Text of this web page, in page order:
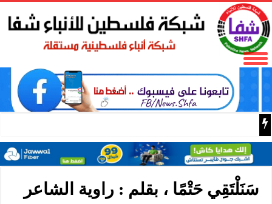
البر الرئيسي ينتقد سلطات الحزب الديمقراطي التقدمي
سَنَلْتَقِي حَتْمًا ، بقلم : راوية الشاعر